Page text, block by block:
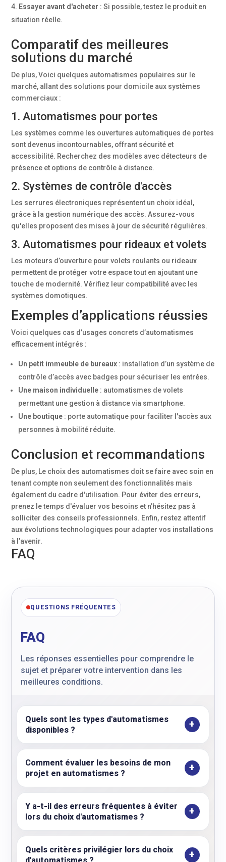
Essayer avant d'acheter : Si possible, testez le produit en
situation réelle.
Comparatif des meilleures
solutions du marché
De plus, Voici quelques automatismes populaires sur le
marché, allant des solutions pour domicile aux systèmes
commerciaux :
1. Automatismes pour portes
Les systèmes comme les ouvertures automatiques de portes
sont devenus incontournables, offrant sécurité et
accessibilité. Recherchez des modèles avec détecteurs de
présence et options de contrôle à distance.
2. Systèmes de contrôle d'accès
Les serrures électroniques représentent un choix idéal,
grâce à la gestion numérique des accès. Assurez-vous
qu'elles proposent des mises à jour de sécurité régulières.
3. Automatismes pour rideaux et volets
Les moteurs d’ouverture pour volets roulants ou rideaux
permettent de protéger votre espace tout en ajoutant une
touche de modernité. Vérifiez leur compatibilité avec les
systèmes domotiques.
Exemples d’applications réussies
Voici quelques cas d’usages concrets d’automatismes
efficacement intégrés :
Un petit immeuble de bureaux : installation d’un système de
contrôle d’accès avec badges pour sécuriser les entrées.
Une maison individuelle : automatismes de volets
permettant une gestion à distance via smartphone.
Une boutique : porte automatique pour faciliter l'accès aux
personnes à mobilité réduite.
Conclusion et recommandations
De plus, Le choix des automatismes doit se faire avec soin en
tenant compte non seulement des fonctionnalités mais
également du cadre d'utilisation. Pour éviter des erreurs,
prenez le temps d'évaluer vos besoins et n'hésitez pas à
solliciter des conseils professionnels. Enfin, restez attentif
aux évolutions technologiques pour adapter vos installations
à l’avenir.
FAQ
QUESTIONS FRÉQUENTES
FAQ
Les réponses essentielles pour comprendre le
sujet et préparer votre intervention dans les
meilleures conditions.
Quels sont les types d'automatismes
disponibles ?
Comment évaluer les besoins de mon
projet en automatismes ?
Y a-t-il des erreurs fréquentes à éviter
lors du choix d'automatismes ?
Quels critères privilégier lors du choix
d'automatismes ?